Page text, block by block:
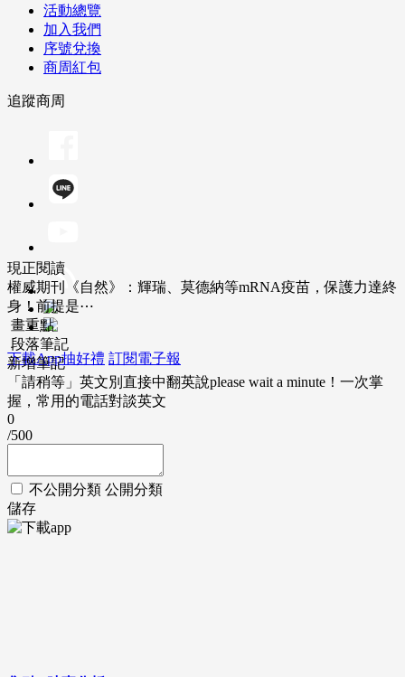
活動總覽
加入我們
序號兌換
商周紅包
追蹤商周
下載App抽好禮 訂閱電子報
現正閱讀
權威期刊《自然》：輝瑞、莫德納等mRNA疫苗，保護力達終
身！前提是⋯
畫重點
段落筆記
新增筆記
「請稍等」英文別直接中翻英說please wait a minute！一次掌
握，常用的電話對談英文
0
/500
不公開分類 公開分類
儲存